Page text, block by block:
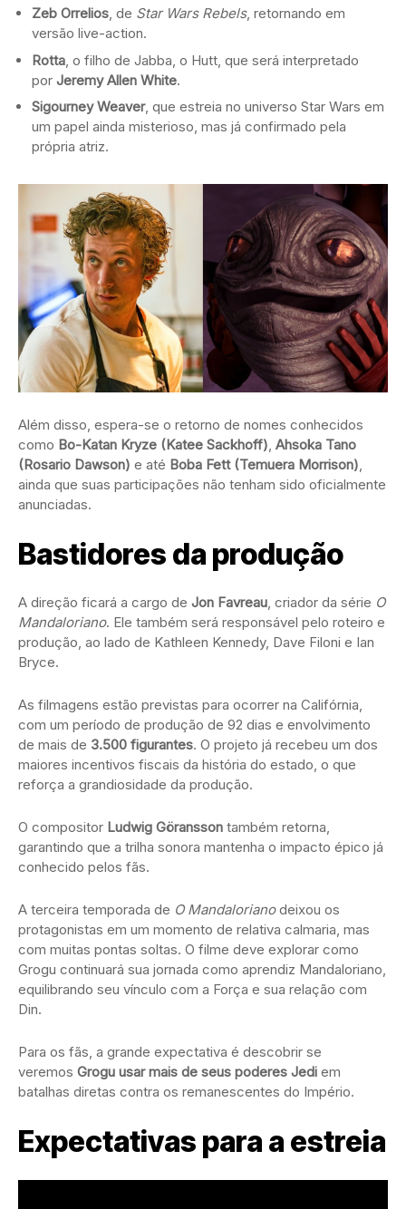
Zeb Orrelios, de Star Wars Rebels, retornando em
versão live-action.
Rotta , o filho de Jabba, o Hutt, que será interpretado
por Jeremy Allen White.
Sigourney Weaver, que estreia no universo Star Wars em
um papel ainda misterioso, mas já confirmado pela
própria atriz.
Além disso, espera-se o retorno de nomes conhecidos
como Bo-Katan Kryze (Katee Sackhoff), Ahsoka Tano
(Rosario Dawson) e até Boba Fett (Temuera Morrison),
ainda que suas participações não tenham sido oficialmente
anunciadas.
Bastidores da produção
A direção ficará a cargo de Jon Favreau, criador da série O
Mandaloriano. Ele também será responsável pelo roteiro e
produção, ao lado de Kathleen Kennedy, Dave Filoni e Ian
Bryce.
As filmagens estão previstas para ocorrer na Califórnia,
com um período de produção de 92 dias e envolvimento
de mais de 3.500 figurantes. O projeto já recebeu um dos
maiores incentivos fiscais da história do estado, o que
reforça a grandiosidade da produção.
O compositor Ludwig Göransson também retorna,
garantindo que a trilha sonora mantenha o impacto épico já
conhecido pelos fãs.
A terceira temporada de O Mandalorianodeixou os
protagonistas em um momento de relativa calmaria, mas
com muitas pontas soltas. O filme deve explorar como
Grogu continuará sua jornada como aprendiz Mandaloriano,
equilibrando seu vínculo com a Força e sua relação com
Din.
Para os fãs, a grande expectativa é descobrir se
veremos Grogu usar mais de seus poderes Jedi em
batalhas diretas contra os remanescentes do Império.
Expectativas para a estreia